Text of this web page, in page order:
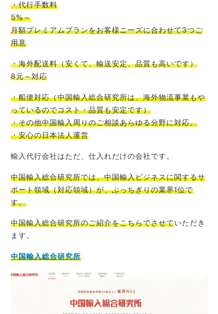
・代行手数料
5%～
月額プレミアムプランをお客様ニーズに合わせて3つご
用意
・海外配送料（安くて、輸送安定、品質も高いです）
8元～対応
・船便対応（中国輸入総合研究所は、海外物流事業もや
っているのでコスト・品質も安定です）
・その他中国輸入周りのご相談あらゆる分野に対応。
・安心の日本法人運営
輸入代行会社はただ、仕入れだけの会社です。
中国輸入総合研究所では、中国輸入ビジネスに関するサ
ポート領域（対応領域）が、ぶっちぎりの業界1位で
す。
中国輸入総合研究所のご紹介をこちらでさせていただき
ます。
中国輸入総合研究所